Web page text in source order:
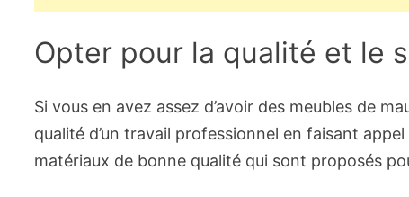
Opter pour la qualité et le
Si vous en avez assez d’avoir des meubles de
qualité d’un travail professionnel en faisant
matériaux de bonne qualité qui sont proposés